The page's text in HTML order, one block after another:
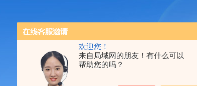
欢迎您！
来自局域网的朋友！有什么可以
帮助您的吗？